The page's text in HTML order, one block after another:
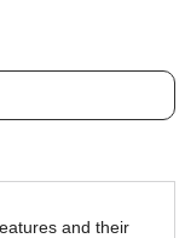
and their